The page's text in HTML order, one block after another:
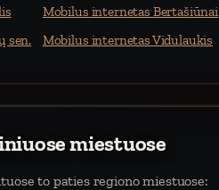
Mobilus internetas Bertašiūnai
sen.
Mobilus internetas Vidulaukis
miestuose
to paties regiono miestuose: